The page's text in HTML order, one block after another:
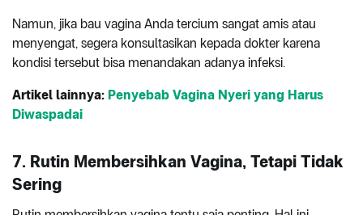
Namun, jika bau vagina Anda tercium sangat amis atau
menyengat, segera konsultasikan kepada dokter karena
kondisi tersebut bisa menandakan adanya infeksi.
Artikel lainnya: Penyebab Vagina Nyeri yang Harus
Diwaspadai
7. Rutin Membersihkan Vagina, Tetapi Tidak
Sering